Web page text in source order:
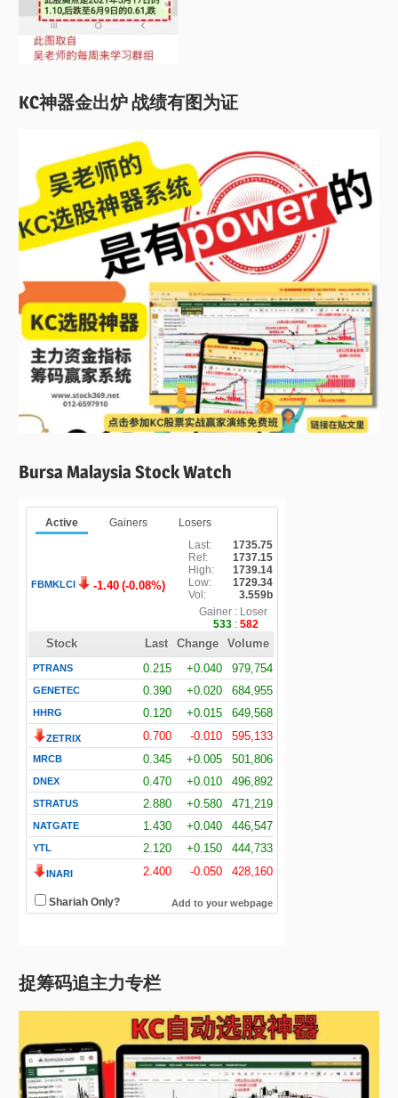
KC神器金出炉 战绩有图为证
Bursa Malaysia Stock Watch
捉筹码追主力专栏